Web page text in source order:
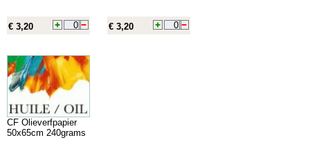
€ 3,20 € 3,20
CF Olieverfpapier
50x65cm 240grams